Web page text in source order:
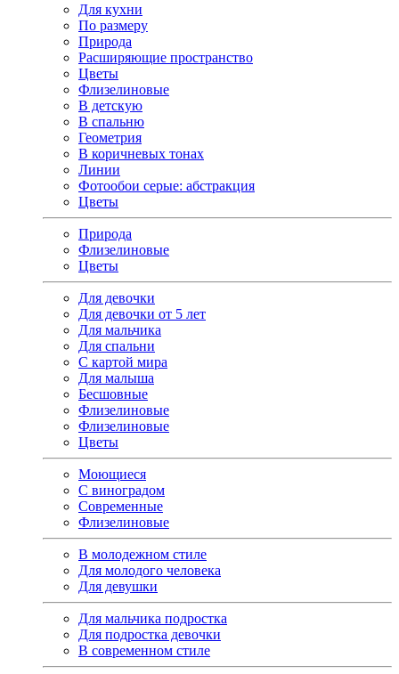
Для кухни
По размеру
Природа
Расширяющие пространство
Цветы
Флизелиновые
В детскую
В спальню
Геометрия
В коричневых тонах
Линии
Фотообои серые: абстракция
Цветы
Природа
Флизелиновые
Цветы
Для девочки
Для девочки от 5 лет
Для мальчика
Для спальни
С картой мира
Для малыша
Бесшовные
Флизелиновые
Флизелиновые
Цветы
Моющиеся
С виноградом
Современные
Флизелиновые
В молодежном стиле
Для молодого человека
Для девушки
Для мальчика подростка
Для подростка девочки
В современном стиле